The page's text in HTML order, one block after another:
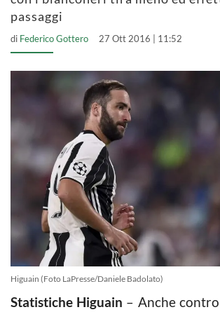
passaggi
di Federico Gottero 27 Ott 2016 | 11:52
Higuain (Foto LaPresse/Daniele Badolato)
Statistiche Higuain – Anche